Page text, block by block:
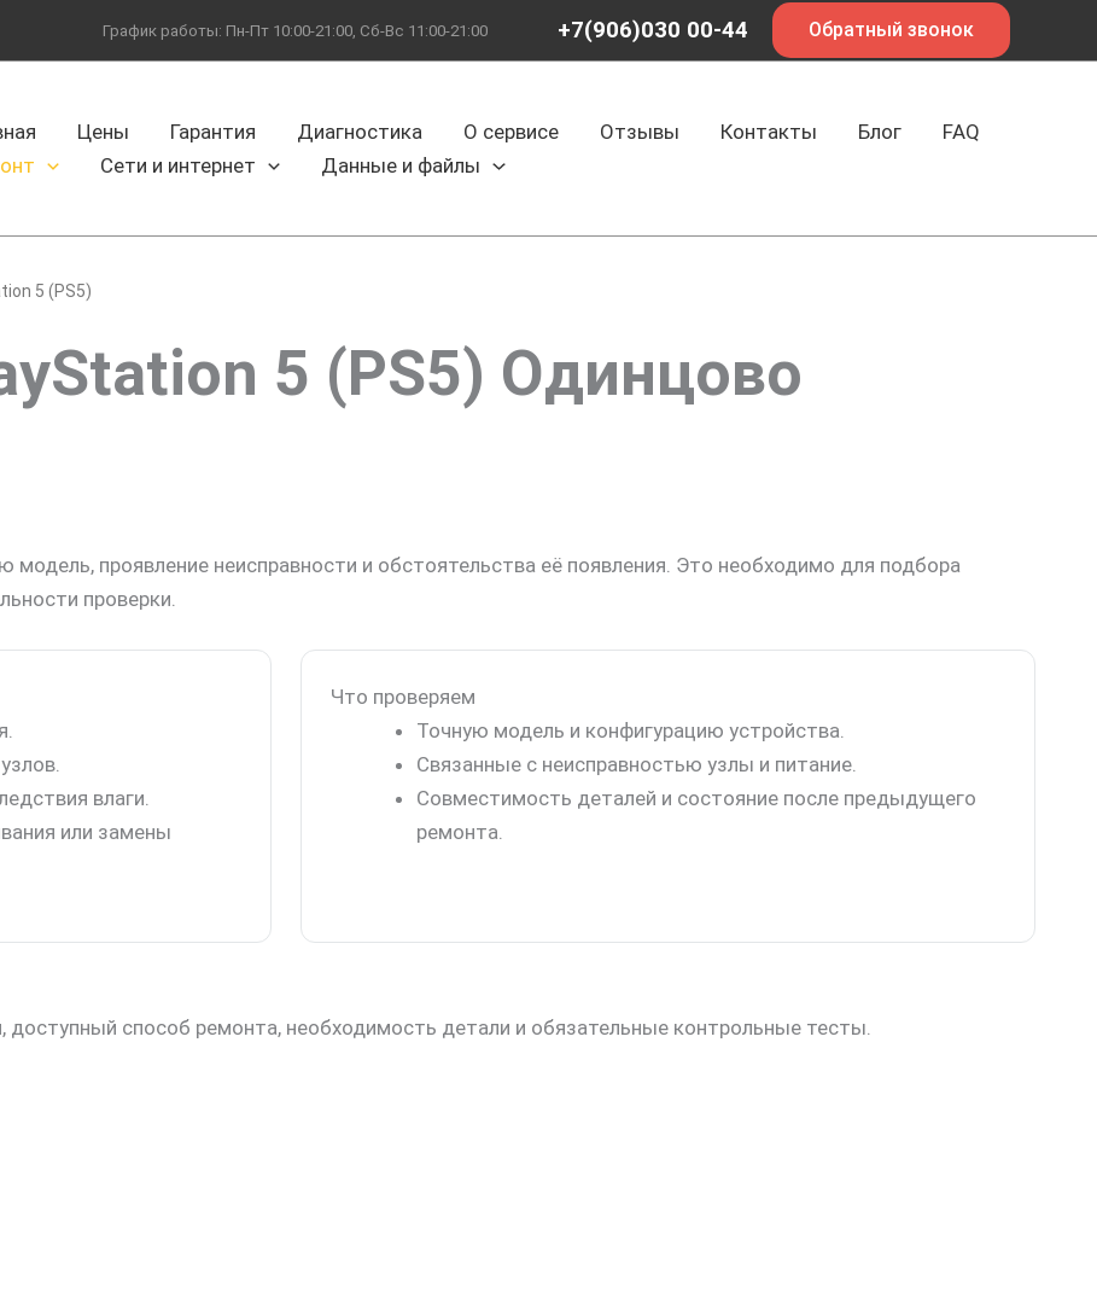
График работы: Пн-Пт 10:00-21:00, Сб-Вс 11:00-21:00 +7(906)030 00-44 Обратный звонок
Цены Гарантия Диагностика О сервисе Отзывы Контакты Блог
FAQ
Сети и интернет Данные и файлы
5 (PS5)
5 (PS5) Одинцово
модель, проявление неисправности и обстоятельства её появления. Это необходимо для подбора
проверки.
влаги.
или замены
Что проверяем
Точную модель и конфигурацию устройства.
Связанные с неисправностью узлы и питание.
Совместимость деталей и состояние после предыдущего
ремонта.
доступный способ ремонта, необходимость детали и обязательные контрольные тесты.